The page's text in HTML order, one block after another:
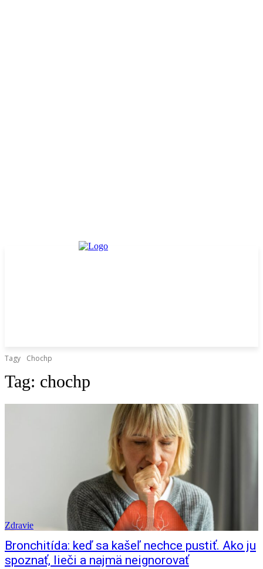
Tagy Chochp
Tag: chochp
Zdravie
Bronchitída: keď sa kašeľ nechce pustiť. Ako ju
spoznať, lieči a najmä neignorovať